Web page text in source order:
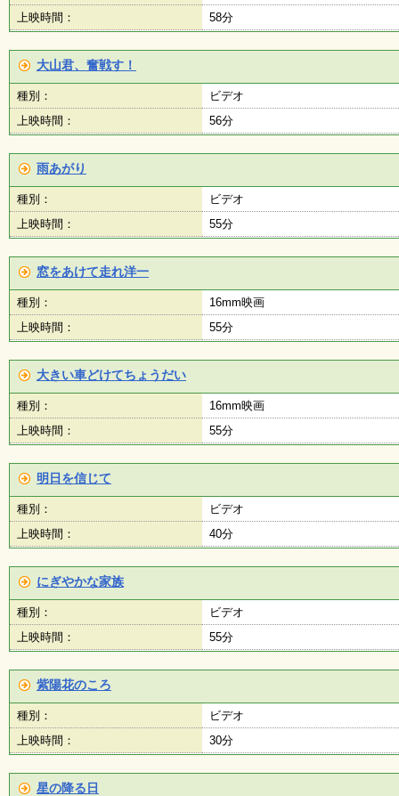
上映時間：
58分
大山君、奮戦す！
種別：
ビデオ
上映時間：
56分
雨あがり
種別：
ビデオ
上映時間：
55分
窓をあけて走れ洋一
種別：
16mm映画
上映時間：
55分
大きい車どけてちょうだい
種別：
16mm映画
上映時間：
55分
明日を信じて
種別：
ビデオ
上映時間：
40分
にぎやかな家族
種別：
ビデオ
上映時間：
55分
紫陽花のころ
種別：
ビデオ
上映時間：
30分
星の降る日